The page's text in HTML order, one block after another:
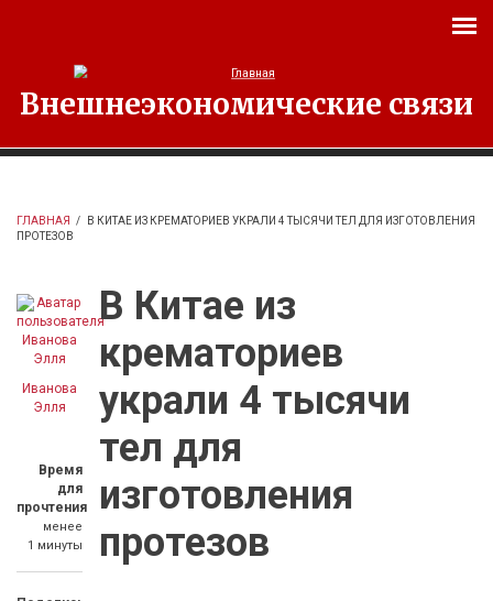
Внешнеэкономические связи
ГЛАВНАЯ /
В КИТАЕ ИЗ КРЕМАТОРИЕВ УКРАЛИ 4 ТЫСЯЧИ ТЕЛ ДЛЯ ИЗГОТОВЛЕНИЯ
ПРОТЕЗОВ
Иванова
Элля
Время
для
прочтения
менее
1 минуты
В Китае из
крематориев
украли 4 тысячи
тел для
изготовления
протезов